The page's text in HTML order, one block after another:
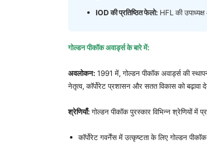
IOD की प्रतिष्ठित फेलो: HFL की
गोल्डन पीकॉक अवार्ड्स के बारे में:
अवलोकन: 1991 में, गोल्डन पीकॉक अवार्ड्स की
नेतृत्व, कॉर्पोरेट प्रशासन और सतत विकास को बढ़ावा
श्रेणियाँ:गोल्डन पीकॉक पुरस्कार विभिन्न श्रेणियों में
कॉर्पोरेट गवर्नेंस में उत्कृष्टता के लिए गोल्डन